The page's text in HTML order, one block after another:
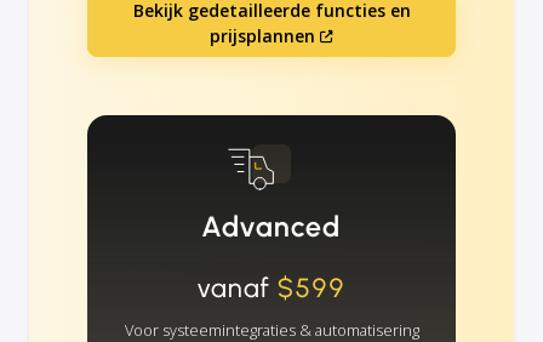
Bekijk gedetailleerde functies en
prijsplannen
Advanced
vanaf $599
Voor systeemintegraties & automatisering